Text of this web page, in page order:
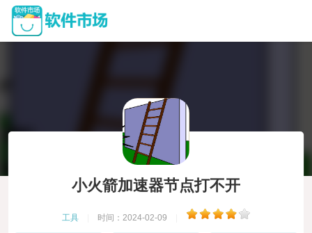
小火箭加速器节点打不开
工具 时间：2024-02-09